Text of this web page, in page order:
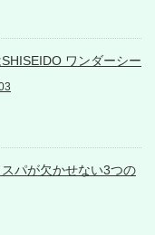
ワンダーシー
スパが欠かせない3つの